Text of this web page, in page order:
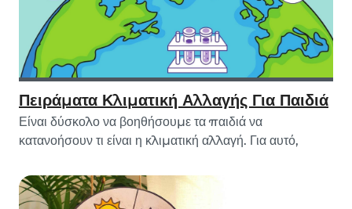
Πειράματα Κλιματική Αλλαγής Για Παιδιά
Είναι δύσκολο να βοηθήσουμε τα παιδιά να
κατανοήσουν τι είναι η κλιματική αλλαγή. Για αυτό,